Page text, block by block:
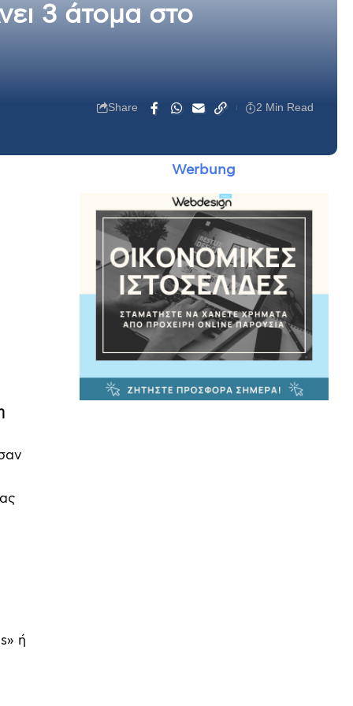
3 άτομα στο
Share 2 Min Read
ή
Werbung